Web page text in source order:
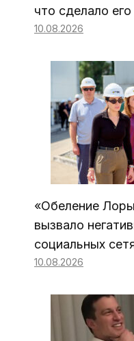
что сделало
10.08.2026
«Обеление
вызвало
социальных
10.08.2026